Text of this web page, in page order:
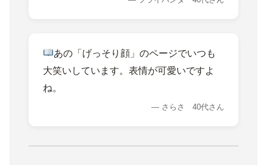
あの「げっそり顔」のページでいつも
大笑いしています。表情が可愛いですよ
ね。
— さらさ 40代さん